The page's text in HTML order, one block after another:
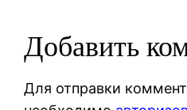
Добавить
Для отправки